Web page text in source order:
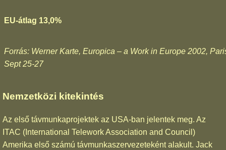
EU-átlag 13,0%
Forrás: Werner Karte, Europica – a Work in Europe 2002,
Sept 25-27
Nemzetközi kitekintés
Az első távmunkaprojektek az USA-ban jelentek meg. Az
ITAC (International Telework Association and Council)
Amerika első számú távmunkaszervezeteként alakult. Jack